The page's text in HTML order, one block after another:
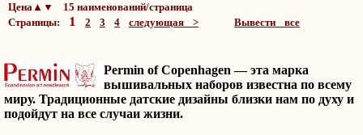
Цена▲▼ 15 наименований/страница
Страницы: 1 2 3 4 следующая > Вывести все
Permin of Copenhagen —эта марка
вышивальных наборов известна по всему
миру. Традиционные датские дизайны близки нам по духу и
подойдут на все случаи жизни.